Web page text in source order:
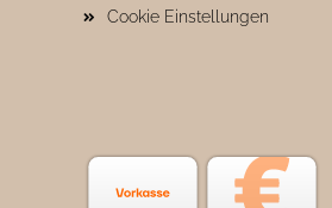
Cookie Einstellungen